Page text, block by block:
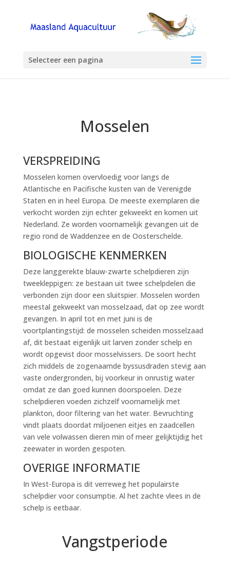
Selecteer een pagina
Mosselen
VERSPREIDING
Mosselen komen overvloedig voor langs de
Atlantische en Pacifische kusten van de Verenigde
Staten en in heel Europa. De meeste exemplaren die
verkocht worden zijn echter gekweekt en komen uit
Nederland. Ze worden voornamelijk gevangen uit de
regio rond de Waddenzee en de Oosterschelde.
BIOLOGISCHE KENMERKEN
Deze langgerekte blauw-zwarte schelpdieren zijn
tweekleppigen: ze bestaan uit twee schelpdelen die
verbonden zijn door een sluitspier. Mosselen worden
meestal gekweekt van mosselzaad, dat op zee wordt
gevangen. In april tot en met juni is de
voortplantingstijd: de mosselen scheiden mosselzaad
af, dit bestaat eigenlijk uit larven zonder schelp en
wordt opgevist door mosselvissers. De soort hecht
zich middels de zogenaamde byssusdraden stevig aan
vaste ondergronden, bij voorkeur in onrustig water
omdat ze dan goed kunnen doorspoelen. Deze
schelpdieren voeden zichzelf voornamelijk met
plankton, door filtering van het water. Bevruchting
vindt plaats doordat miljoenen eitjes en zaadcellen
van vele volwassen dieren min of meer gelijktijdig het
zeewater in worden gespoten.
OVERIGE INFORMATIE
In West-Europa is dit verreweg het populairste
schelpdier voor consumptie. Al het zachte vlees in de
schelp is eetbaar.
Vangstperiode